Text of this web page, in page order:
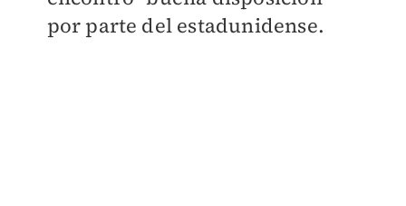
por parte del estadunidense.